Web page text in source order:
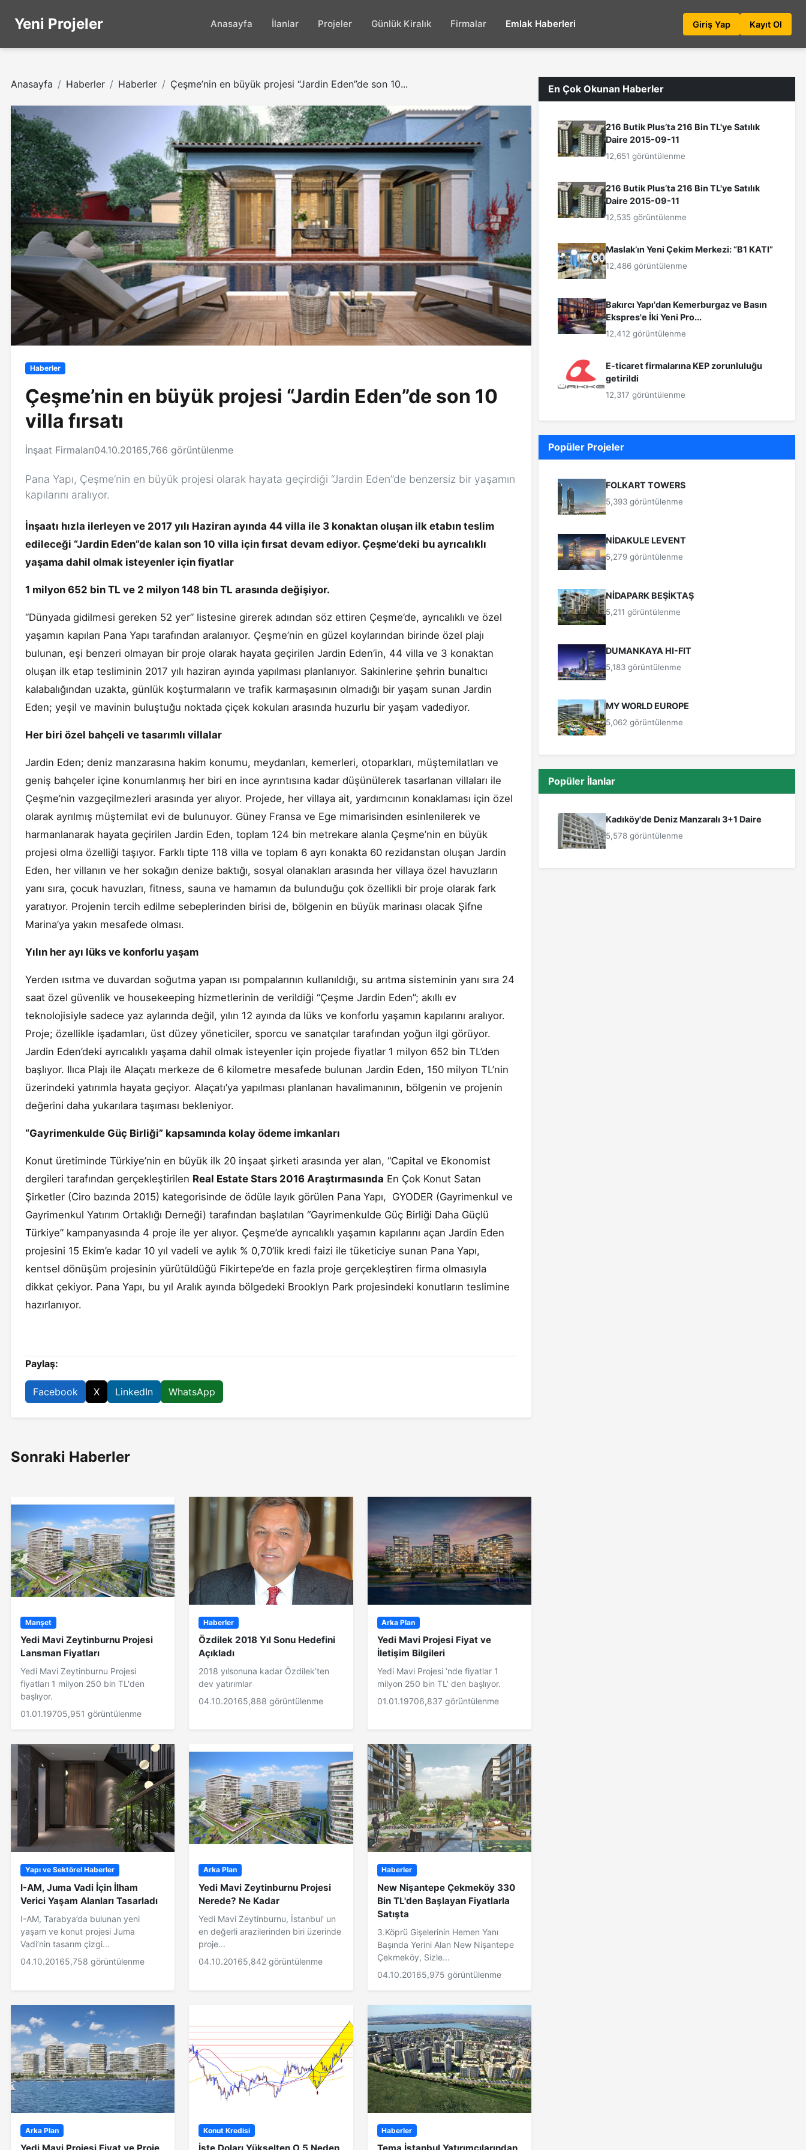
Yeni Projeler Anasayfa İlanlar Projeler Günlük Kiralık Firmalar Emlak Haberleri Giriş Yap Kayıt Ol
Anasayfa Haberler Haberler Çeşme’nin en büyük projesi “Jardin Eden”de son 10...
Haberler
Çeşme’nin en büyük projesi “Jardin Eden”de son 10
villa fırsatı
İnşaat Firmaları04.10.20165,766 görüntülenme
Pana Yapı, Çeşme’nin en büyük projesi olarak hayata geçirdiği “Jardin Eden”de benzersiz bir yaşamın
kapılarını aralıyor.
İnşaatı hızla ilerleyen ve 2017 yılı Haziran ayında 44 villa ile 3 konaktan oluşan ilk etabın teslim
edileceği “Jardin Eden”de kalan son 10 villa için fırsat devam ediyor. Çeşme’deki bu ayrıcalıklı
yaşama dahil olmak isteyenler için fiyatlar
1 milyon 652 bin TL ve 2 milyon 148 bin TL arasında değişiyor.
“Dünyada gidilmesi gereken 52 yer” listesine girerek adından söz ettiren Çeşme’de, ayrıcalıklı ve özel
yaşamın kapıları Pana Yapı tarafından aralanıyor. Çeşme’nin en güzel koylarından birinde özel plajı
bulunan, eşi benzeri olmayan bir proje olarak hayata geçirilen Jardin Eden’in, 44 villa ve 3 konaktan
oluşan ilk etap tesliminin 2017 yılı haziran ayında yapılması planlanıyor. Sakinlerine şehrin bunaltıcı
kalabalığından uzakta, günlük koşturmaların ve trafik karmaşasının olmadığı bir yaşam sunan Jardin
Eden; yeşil ve mavinin buluştuğu noktada çiçek kokuları arasında huzurlu bir yaşam vadediyor.
Her biri özel bahçeli ve tasarımlı villalar
Jardin Eden; deniz manzarasına hakim konumu, meydanları, kemerleri, otoparkları, müştemilatları ve
geniş bahçeler içine konumlanmış her biri en ince ayrıntısına kadar düşünülerek tasarlanan villaları ile
Çeşme’nin vazgeçilmezleri arasında yer alıyor. Projede, her villaya ait, yardımcının konaklaması için özel
olarak ayrılmış müştemilat evi de bulunuyor. Güney Fransa ve Ege mimarisinden esinlenilerek ve
harmanlanarak hayata geçirilen Jardin Eden, toplam 124 bin metrekare alanla Çeşme’nin en büyük
projesi olma özelliği taşıyor. Farklı tipte 118 villa ve toplam 6 ayrı konakta 60 rezidanstan oluşan Jardin
Eden, her villanın ve her sokağın denize baktığı, sosyal olanakları arasında her villaya özel havuzların
yanı sıra, çocuk havuzları, fitness, sauna ve hamamın da bulunduğu çok özellikli bir proje olarak fark
yaratıyor. Projenin tercih edilme sebeplerinden birisi de, bölgenin en büyük marinası olacak Şifne
Marina’ya yakın mesafede olması.
Yılın her ayı lüks ve konforlu yaşam
Yerden ısıtma ve duvardan soğutma yapan ısı pompalarının kullanıldığı, su arıtma sisteminin yanı sıra 24
saat özel güvenlik ve housekeeping hizmetlerinin de verildiği “Çeşme Jardin Eden”; akıllı ev
teknolojisiyle sadece yaz aylarında değil, yılın 12 ayında da lüks ve konforlu yaşamın kapılarını aralıyor.
Proje; özellikle işadamları, üst düzey yöneticiler, sporcu ve sanatçılar tarafından yoğun ilgi görüyor.
Jardin Eden’deki ayrıcalıklı yaşama dahil olmak isteyenler için projede fiyatlar 1 milyon 652 bin TL’den
başlıyor. Ilıca Plajı ile Alaçatı merkeze de 6 kilometre mesafede bulunan Jardin Eden, 150 milyon TL’nin
üzerindeki yatırımla hayata geçiyor. Alaçatı’ya yapılması planlanan havalimanının, bölgenin ve projenin
değerini daha yukarılara taşıması bekleniyor.
“Gayrimenkulde Güç Birliği” kapsamında kolay ödeme imkanları
Konut üretiminde Türkiye’nin en büyük ilk 20 inşaat şirketi arasında yer alan, “Capital ve Ekonomist
dergileri tarafından gerçekleştirilen Real Estate Stars 2016 Araştırmasında En Çok Konut Satan
Şirketler (Ciro bazında 2015) kategorisinde de ödüle layık görülen Pana Yapı, GYODER (Gayrimenkul ve
Gayrimenkul Yatırım Ortaklığı Derneği) tarafından başlatılan “Gayrimenkulde Güç Birliği Daha Güçlü
Türkiye” kampanyasında 4 proje ile yer alıyor. Çeşme’de ayrıcalıklı yaşamın kapılarını açan Jardin Eden
projesini 15 Ekim’e kadar 10 yıl vadeli ve aylık % 0,70’lik kredi faizi ile tüketiciye sunan Pana Yapı,
kentsel dönüşüm projesinin yürütüldüğü Fikirtepe’de en fazla proje gerçekleştiren firma olmasıyla
dikkat çekiyor. Pana Yapı, bu yıl Aralık ayında bölgedeki Brooklyn Park projesindeki konutların teslimine
hazırlanıyor.
Paylaş:
Facebook X LinkedIn WhatsApp
Sonraki Haberler
Manşet
Yedi Mavi Zeytinburnu Projesi
Lansman Fiyatları
Yedi Mavi Zeytinburnu Projesi
fiyatları 1 milyon 250 bin TL'den
başlıyor.
01.01.19705,951 görüntülenme
Haberler
Özdilek 2018 Yıl Sonu Hedefini
Açıkladı
2018 yılsonuna kadar Özdilek’ten
dev yatırımlar
04.10.20165,888 görüntülenme
Arka Plan
Yedi Mavi Projesi Fiyat ve
İletişim Bilgileri
Yedi Mavi Projesi ‘nde fiyatlar 1
milyon 250 bin TL’ den başlıyor.
01.01.19706,837 görüntülenme
Yapı ve Sektörel Haberler
I-AM, Juma Vadi İçin İlham
Verici Yaşam Alanları Tasarladı
I-AM, Tarabya’da bulunan yeni
yaşam ve konut projesi Juma
Vadi’nin tasarım çizgi...
04.10.20165,758 görüntülenme
Arka Plan
Yedi Mavi Zeytinburnu Projesi
Nerede? Ne Kadar
Yedi Mavi Zeytinburnu, İstanbul' un
en değerli arazilerinden biri üzerinde
proje...
04.10.20165,842 görüntülenme
Haberler
New Nişantepe Çekmeköy 330
Bin TL'den Başlayan Fiyatlarla
Satışta
3.Köprü Gişelerinin Hemen Yanı
Başında Yerini Alan New Nişantepe
Çekmeköy, Sizle...
04.10.20165,975 görüntülenme
Arka Plan Konut Kredisi Haberler
En Çok Okunan Haberler
216 Butik Plus’ta 216 Bin TL'ye Satılık
Daire 2015-09-11
12,651 görüntülenme
216 Butik Plus’ta 216 Bin TL'ye Satılık
Daire 2015-09-11
12,535 görüntülenme
Maslak’ın Yeni Çekim Merkezi: “B1 KATI”
12,486 görüntülenme
Bakırcı Yapı'dan Kemerburgaz ve Basın
Ekspres'e İki Yeni Pro...
12,412 görüntülenme
E-ticaret firmalarına KEP zorunluluğu
getirildi
12,317 görüntülenme
Popüler Projeler
FOLKART TOWERS
5,393 görüntülenme
NİDAKULE LEVENT
5,279 görüntülenme
NİDAPARK BEŞİKTAŞ
5,211 görüntülenme
DUMANKAYA HI-FIT
5,183 görüntülenme
MY WORLD EUROPE
5,062 görüntülenme
Popüler İlanlar
Kadıköy'de Deniz Manzaralı 3+1 Daire
5,578 görüntülenme